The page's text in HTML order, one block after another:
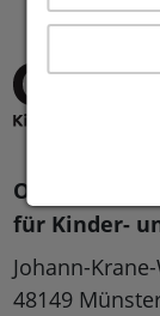
Outlaw
für Kinder-
Johann-
48149